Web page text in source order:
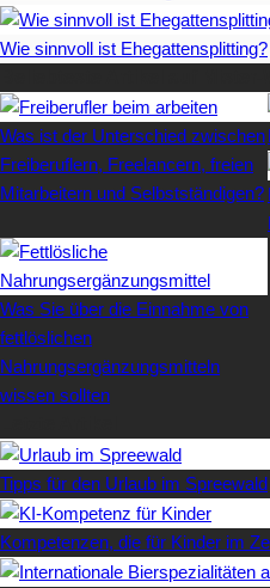
Wie sinnvoll ist Ehegattensplitting?
Was ist der Unterschied zwischen
Freiberuflern, Freelancern, freien
Mitarbeitern und Selbstständigen?
Was Sie über die Einnahme von
fettlöslichen
Nahrungsergänzungsmitteln
wissen sollten
Tipps für den Urlaub im Spreewald
Kompetenzen, die für Kinder im